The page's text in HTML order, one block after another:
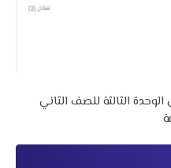
الثالثة للصف الثاني